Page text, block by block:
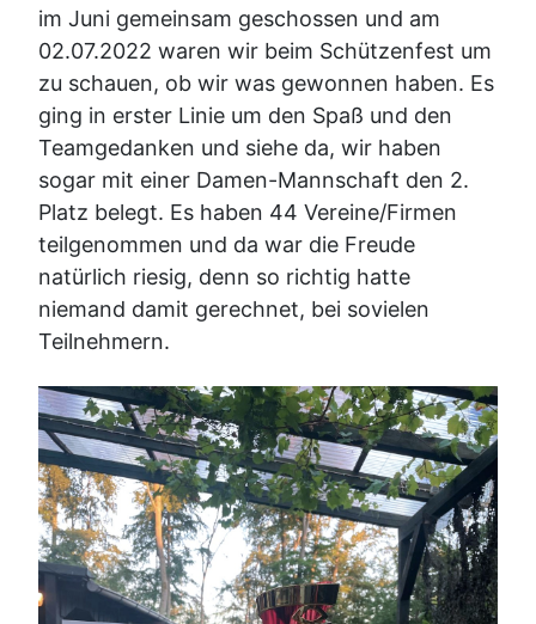
im Juni gemeinsam geschossen und am
02.07.2022 waren wir beim Schützenfest um
zu schauen, ob wir was gewonnen haben. Es
ging in erster Linie um den Spaß und den
Teamgedanken und siehe da, wir haben
sogar mit einer Damen-Mannschaft den 2.
Platz belegt. Es haben 44 Vereine/Firmen
teilgenommen und da war die Freude
natürlich riesig, denn so richtig hatte
niemand damit gerechnet, bei sovielen
Teilnehmern.